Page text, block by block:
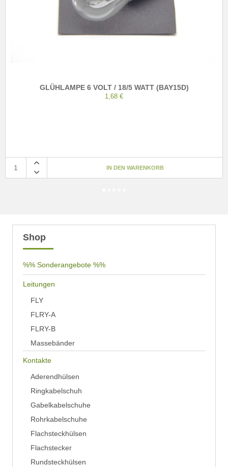
GLÜHLAMPE 6 VOLT / 18/5 WATT (BAY15D)
1,68 €
Shop
%% Sonderangebote %%
Leitungen
FLY
FLRY-A
FLRY-B
Massebänder
Kontakte
Aderendhülsen
Ringkabelschuh
Gabelkabelschuhe
Rohrkabelschuhe
Flachsteckhülsen
Flachstecker
Rundsteckhülsen